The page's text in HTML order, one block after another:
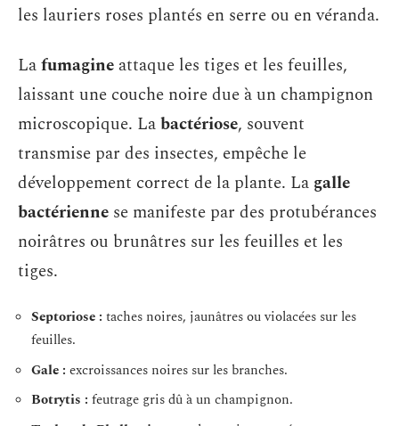
les lauriers roses plantés en serre ou en véranda.
Lafumagine attaque les tiges et les feuilles,
laissant une couche noire due à un champignon
microscopique. Labactériose, souvent
transmise par des insectes, empêche le
développement correct de la plante. La galle
bactérienne se manifeste par des protubérances
noirâtres ou brunâtres sur les feuilles et les
tiges.
Septoriose : taches noires, jaunâtres ou violacées sur les
feuilles.
Gale : excroissances noires sur les branches.
Botrytis : feutrage gris dû à un champignon.